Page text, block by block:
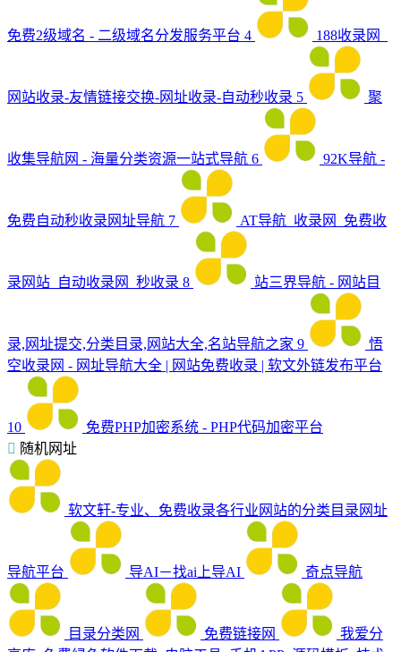
免费2级域名 - 二级域名分发服务平台 4 188收录网_
网站收录-友情链接交换-网址收录-自动秒收录 5 聚
收集导航网 - 海量分类资源一站式导航 6 92K导航 -
免费自动秒收录网址导航 7 AT导航_收录网_免费收
录网站_自动收录网_秒收录 8 站三界导航 - 网站目
录,网址提交,分类目录,网站大全,名站导航之家 9
悟
空收录网 - 网址导航大全 | 网站免费收录 | 软文外链发布平台
10
免费PHP加密系统 - PHP代码加密平台
随机网址
软文轩-专业、免费收录各行业网站的分类目录网址
导航平台 导AI－找ai上导AI 奇点导航
目录分类网 免费链接网
我爱分